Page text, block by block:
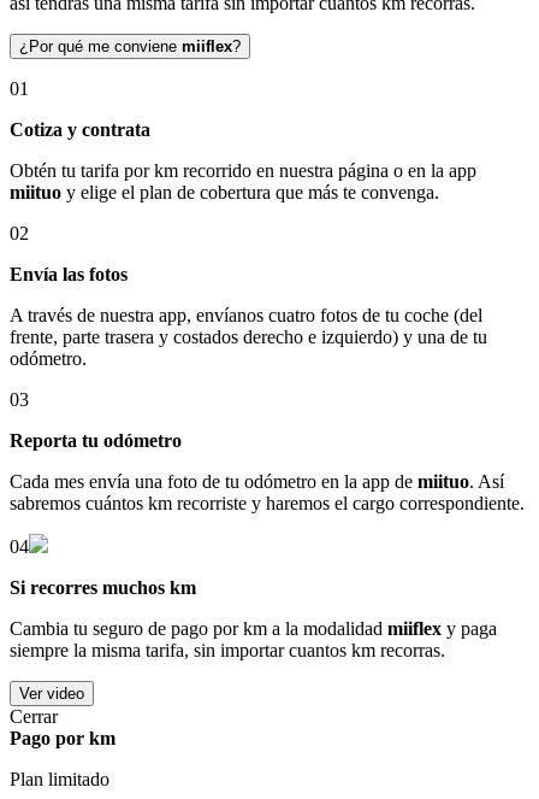
¿Por qué me conviene miiflex?
01
Cotiza y contrata
Obtén tu tarifa por km recorrido en nuestra página o en la app
miituo y elige el plan de cobertura que más te convenga.
02
Envía las fotos
A través de nuestra app, envíanos cuatro fotos de tu coche (del
frente, parte trasera y costados derecho e izquierdo) y una de tu
odómetro.
03
Reporta tu odómetro
Cada mes envía una foto de tu odómetro en la app de miituo. Así
sabremos cuántos km recorriste y haremos el cargo correspondiente.
04
Si recorres muchos km
Cambia tu seguro de pago por km a la modalidad miiflex y paga
siempre la misma tarifa, sin importar cuantos km recorras.
Ver video
Cerrar
Pago por km
Plan limitado